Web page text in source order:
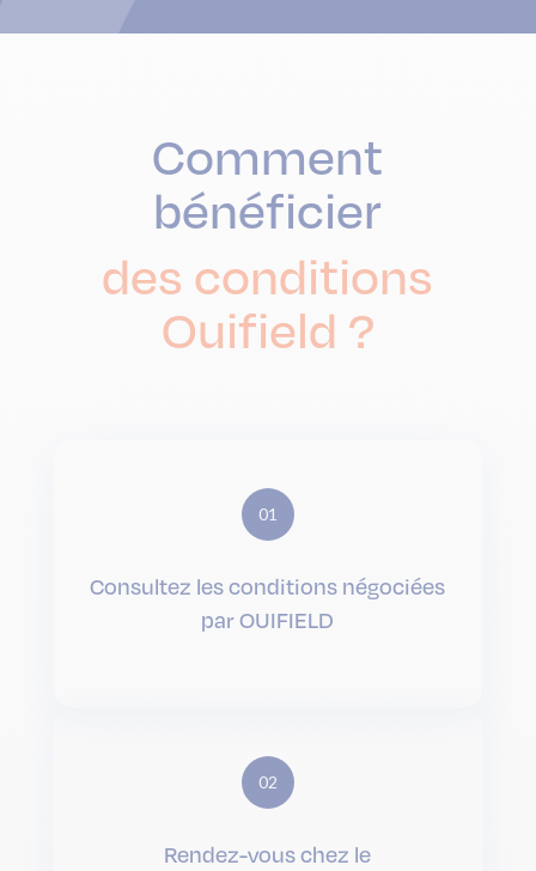
Comment
bénéficier
des conditions
Ouifield ?
01
Consultez les conditions négociées
par OUIFIELD
02
Rendez-vous chez le